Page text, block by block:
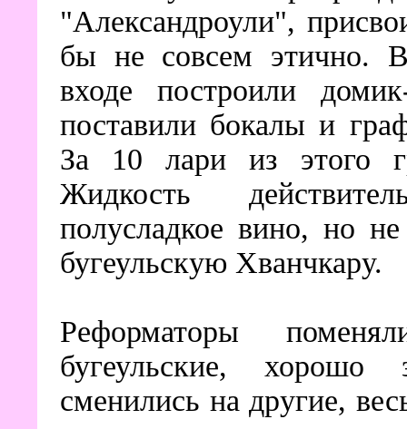
"Александроули",
бы не совсем этично.
входе построили
поставили бокалы и
За 10 лари из этого
Жидкость
полусладкое вино, но
бугеульскую Хванчкару.
Реформаторы
бугеульские, хорошо
сменились на другие,